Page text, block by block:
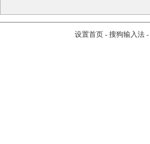
设置首页- 搜狗输入法-